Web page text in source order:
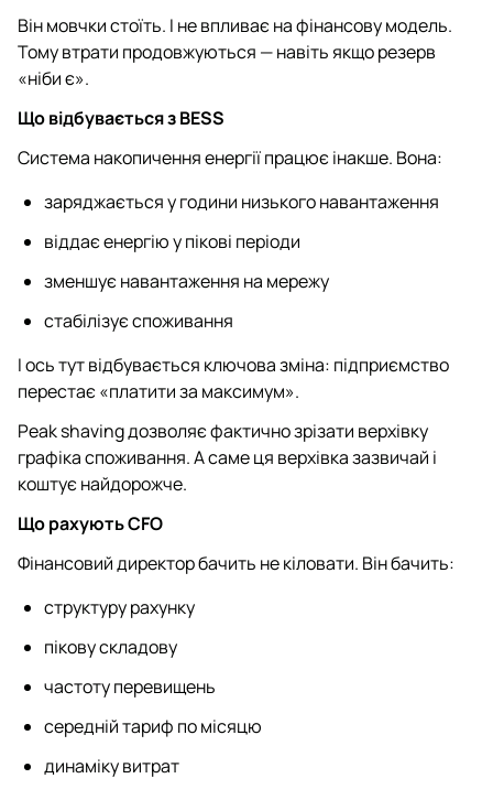
Він мовчки стоїть. І не впливає на фінансову модель.
Тому втрати продовжуються — навіть якщо резерв
«ніби є».
Що відбувається з BESS
Система накопичення енергії працює інакше. Вона:
заряджається у години низького навантаження
віддає енергію у пікові періоди
зменшує навантаження на мережу
стабілізує споживання
І ось тут відбувається ключова зміна: підприємство
перестає «платити за максимум».
Peak shaving дозволяє фактично зрізати верхівку
графіка споживання. А саме ця верхівка зазвичай і
коштує найдорожче.
Що рахують CFO
Фінансовий директор бачить не кіловати. Він бачить:
структуру рахунку
пікову складову
частоту перевищень
середній тариф по місяцю
динаміку витрат